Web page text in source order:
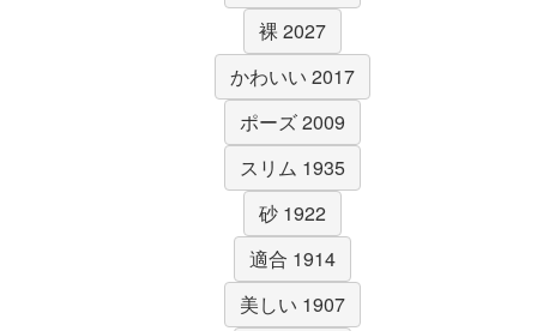
裸 2027
かわいい 2017
ポーズ 2009
スリム 1935
砂 1922
適合 1914
美しい 1907